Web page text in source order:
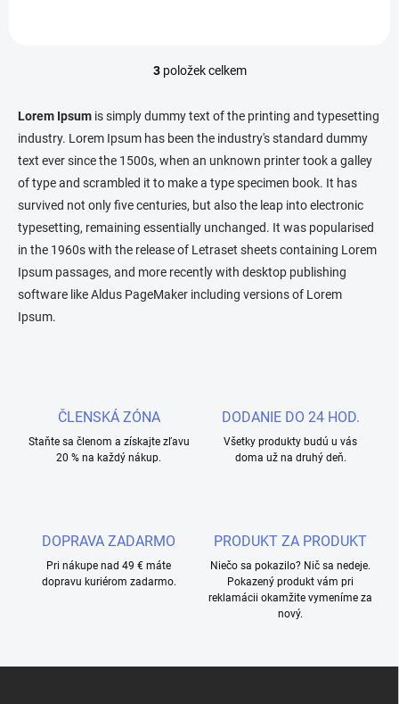
O
l
á
d
a
c
p
r
v
k
y
v
3položek celkem
Lorem Ipsum is simply dummy text of the printing and typesetting
industry. Lorem Ipsum has been the industry's standard dummy
text ever since the 1500s, when an unknown printer took a galley
of type and scrambled it to make a type specimen book. It has
survived not only five centuries, but also the leap into electronic
typesetting, remaining essentially unchanged. It was popularised
in the 1960s with the release of Letraset sheets containing Lorem
Ipsum passages, and more recently with desktop publishing
software like Aldus PageMaker including versions of Lorem
Ipsum.
ČLENSKÁ ZÓNA
Staňte sa členom a získajte zľavu
20 % na každý nákup.
DODANIE DO 24 HOD.
Všetky produkty budú u vás
doma už na druhý deň.
DOPRAVA ZADARMO
Pri nákupe nad 49 € máte
dopravu kuriérom zadarmo.
PRODUKT ZA PRODUKT
Niečo sa pokazilo? Nič sa nedeje.
Pokazený produkt vám pri
reklamácii okamžite vymeníme za
nový.